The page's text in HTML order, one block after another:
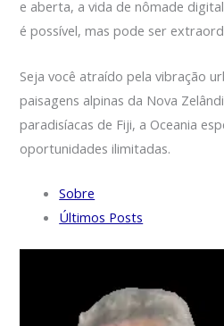
e aberta, a vida de nômade
é possível, mas pode ser
Seja você atraído pela vibração
paisagens alpinas da Nova
paradisíacas de Fiji, a Oceania
oportunidades ilimitadas.
Sobre
Últimos Posts